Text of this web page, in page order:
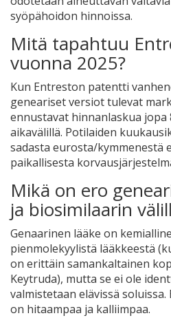
syöpähoidon hinnoissa.
Mitä tapahtuu
vuonna 2025?
Kun Entreston patentti
geneariset versiot tulevat
ennustavat hinnanlaskua jopa
aikavälillä. Potilaiden
sadasta eurosta/kymmenestä
paikallisesta
Mikä on ero
ja biosimilaarin
Genaarinen lääke on
pienmolekyylistä lääkkeestä
on erittäin samankaltainen
Keytruda), mutta se ei ole
valmistetaan elävissä
on hitaampaa ja kalliimpaa.